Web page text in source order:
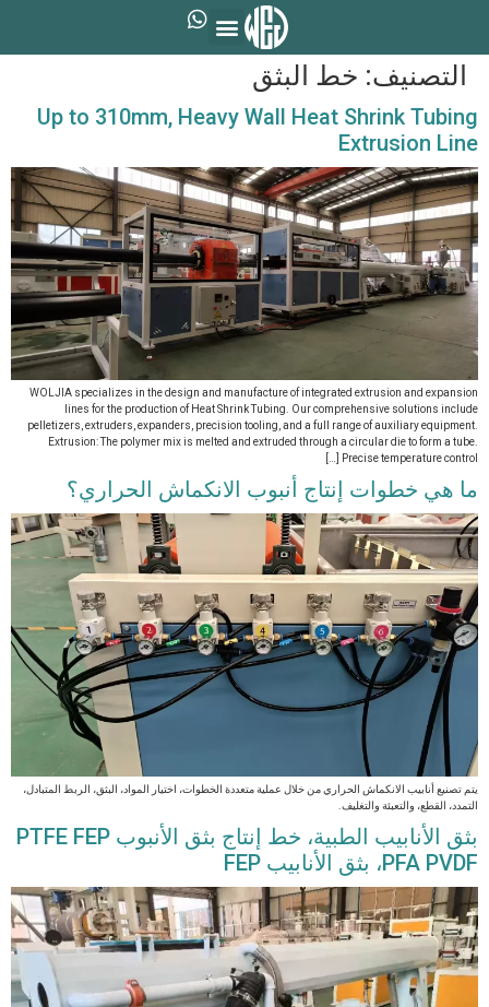
التصنيف: خط البثق
Up to 310mm, Heavy Wall Heat Shrink Tubing
Extrusion Line
WOLJIA specializes in the design and manufacture of integrated extrusion and expansion
lines for the production of Heat Shrink Tubing. Our comprehensive solutions include
pelletizers, extruders, expanders, precision tooling, and a full range of auxiliary equipment.
Extrusion: The polymer mix is melted and extruded through a circular die to form a tube.
Precise temperature control […]
ما هي خطوات إنتاج أنبوب الانكماش الحراري؟
يتم تصنيع أنابيب الانكماش الحراري من خلال عملية متعددة الخطوات، اختيار المواد، البثق، الربط المتبادل،
التمدد، القطع، والتعبئة والتغليف.
بثق الأنابيب الطبية، خط إنتاج بثق الأنبوب PTFE FEP
PFA PVDF، بثق الأنابيب FEP